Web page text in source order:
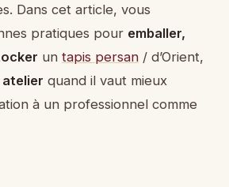
Dans cet article, vous
pratiques pour emballer,
un tapis persan / d’Orient,
atelier quand il vaut mieux
à un professionnel comme